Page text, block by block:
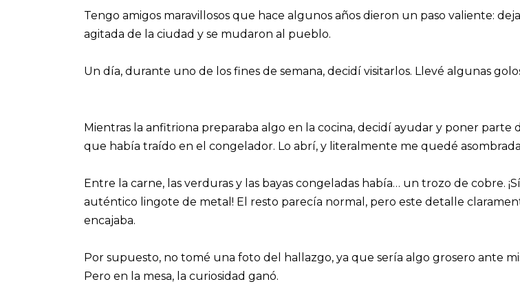
Tengo amigos maravillosos que hace algunos años dieron un paso valiente:
agitada de la ciudad y se mudaron al pueblo.
Un día, durante uno de los fines de semana, decidí visitarlos. Llevé algunas
Mientras la anfitriona preparaba algo en la cocina, decidí ayudar y poner parte
que había traído en el congelador. Lo abrí, y literalmente me quedé
Entre la carne, las verduras y las bayas congeladas había… un trozo de cobre.
auténtico lingote de metal! El resto parecía normal, pero este detalle
encajaba.
Por supuesto, no tomé una foto del hallazgo, ya que sería algo grosero ante
Pero en la mesa, la curiosidad ganó.